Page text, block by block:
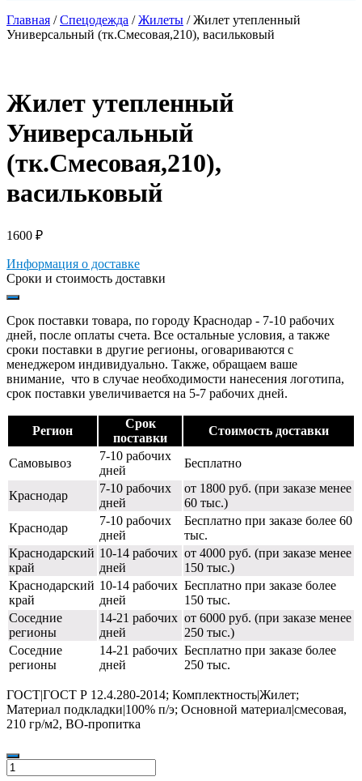
Главная /Спецодежда /Жилеты / Жилет утепленный
Универсальный (тк.Смесовая,210), васильковый
Жилет утепленный
Универсальный
(тк.Смесовая,210),
васильковый
1600 ₽
Информация о доставке
Сроки и стоимость доставки
Срок поставки товара, по городу Краснодар - 7-10 рабочих
дней, после оплаты счета. Все остальные условия, а также
сроки поставки в другие регионы, оговариваются с
менеджером индивидуально. Также, обращаем ваше
внимание, что в случае необходимости нанесения логотипа,
срок поставки увеличивается на 5-7 рабочих дней.
Регион
Срок
поставки
Стоимость доставки
Самовывоз
7-10 рабочих
дней
Бесплатно
Краснодар
7-10 рабочих
дней
от 1800 руб. (при заказе менее
60 тыс.)
Краснодар
7-10 рабочих
дней
Бесплатно при заказе более 60
тыс.
Краснодарский
край
10-14 рабочих
дней
от 4000 руб. (при заказе менее
150 тыс.)
Краснодарский
край
10-14 рабочих
дней
Бесплатно при заказе более
150 тыс.
Соседние
регионы
14-21 рабочих
дней
от 6000 руб. (при заказе менее
250 тыс.)
Соседние
регионы
14-21 рабочих
дней
Бесплатно при заказе более
250 тыс.
ГОСТ|ГОСТ Р 12.4.280-2014; Комплектность|Жилет;
Материал подкладки|100% п/э; Основной материал|смесовая,
210 гр/м2, ВО-пропитка
Количество